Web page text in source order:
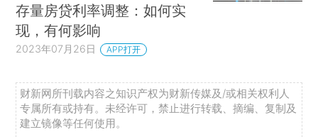
存量房贷利率调整：如何实
现，有何影响
2023年07月26日 APP打开
财新网所刊载内容之知识产权为财新传媒及/或相关权利人
专属所有或持有。未经许可，禁止进行转载、摘编、复制及
建立镜像等任何使用。